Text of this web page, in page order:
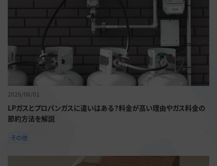
2026/06/01
LPガスとプロパンガスに違いはある？料金が高い理由やガス料金の
節約方法を解説
その他